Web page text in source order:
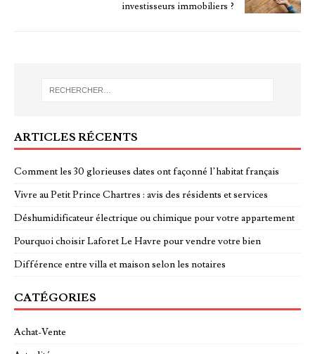
investisseurs immobiliers ?
ARTICLES RÉCENTS
Comment les 30 glorieuses dates ont façonné l’habitat français
Vivre au Petit Prince Chartres : avis des résidents et services
Déshumidificateur électrique ou chimique pour votre appartement
Pourquoi choisir Laforet Le Havre pour vendre votre bien
Différence entre villa et maison selon les notaires
CATÉGORIES
Achat-Vente